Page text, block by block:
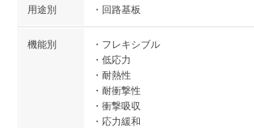
回路基板
フレキシブル
低応力
耐熱性
耐衝撃性
衝撃吸収
応力緩和